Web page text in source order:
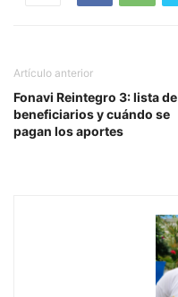
Artículo anterior
Fonavi Reintegro 3: lista de
beneficiarios y cuándo se
pagan los aportes